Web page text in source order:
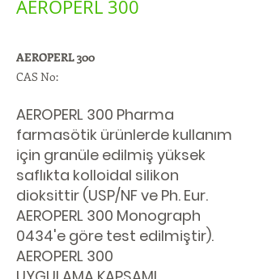
AEROPERL 300
AEROPERL 300
CAS No:
AEROPERL 300 Pharma
farmasötik ürünlerde kullanım
için granüle edilmiş yüksek
saflıkta kolloidal silikon
dioksittir (USP/NF ve Ph. Eur.
AEROPERL 300 Monograph
0434'e göre test edilmiştir).
AEROPERL 300